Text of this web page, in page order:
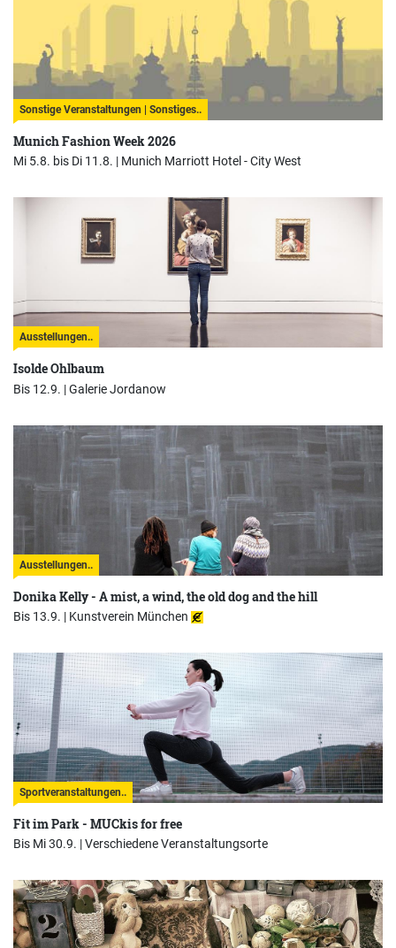
Sonstige Veranstaltungen | Sonstiges..
Munich Fashion Week 2026
Mi 5.8. bis Di 11.8. | Munich Marriott Hotel - City West
Ausstellungen..
Isolde Ohlbaum
Bis 12.9. |Galerie Jordanow
Ausstellungen..
Donika Kelly - A mist, a wind, the old dog and the hill
Bis 13.9. | Kunstverein München
Sportveranstaltungen..
Fit im Park - MUCkis for free
Bis Mi 30.9. |Verschiedene Veranstaltungsorte